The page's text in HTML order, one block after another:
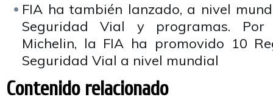
FIA ha también lanzado, a nivel
Seguridad Vial y programas. Por
Michelin, la FIA ha promovido 10
Seguridad Vial a nivel mundial
Contenido relacionado